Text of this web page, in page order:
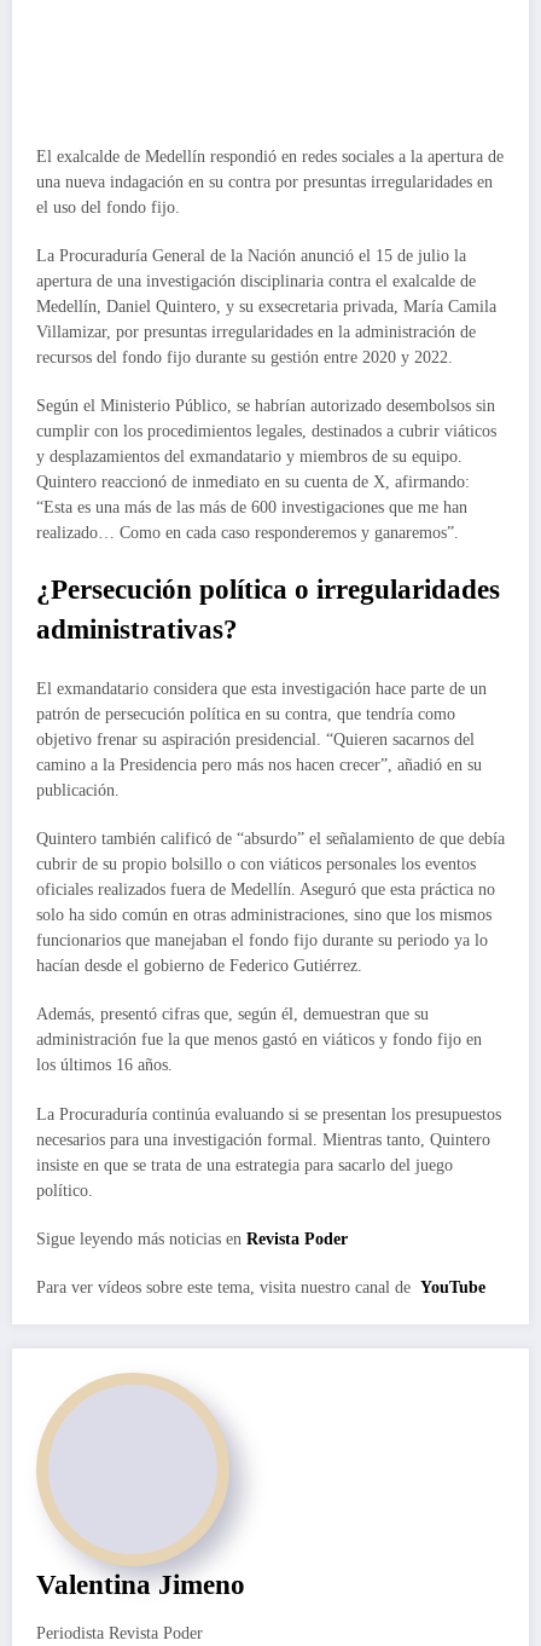
El exalcalde de Medellín respondió en redes sociales a la apertura de
una nueva indagación en su contra por presuntas irregularidades en
el uso del fondo fijo.
La Procuraduría General de la Nación anunció el 15 de julio la
apertura de una investigación disciplinaria contra el exalcalde de
Medellín, Daniel Quintero, y su exsecretaria privada, María Camila
Villamizar, por presuntas irregularidades en la administración de
recursos del fondo fijo durante su gestión entre 2020 y 2022.
Según el Ministerio Público, se habrían autorizado desembolsos sin
cumplir con los procedimientos legales, destinados a cubrir viáticos
y desplazamientos del exmandatario y miembros de su equipo.
Quintero reaccionó de inmediato en su cuenta de X, afirmando:
“Esta es una más de las más de 600 investigaciones que me han
realizado… Como en cada caso responderemos y ganaremos”.
¿Persecución política o irregularidades
administrativas?
El exmandatario considera que esta investigación hace parte de un
patrón de persecución política en su contra, que tendría como
objetivo frenar su aspiración presidencial. “Quieren sacarnos del
camino a la Presidencia pero más nos hacen crecer”, añadió en su
publicación.
Quintero también calificó de “absurdo” el señalamiento de que debía
cubrir de su propio bolsillo o con viáticos personales los eventos
oficiales realizados fuera de Medellín. Aseguró que esta práctica no
solo ha sido común en otras administraciones, sino que los mismos
funcionarios que manejaban el fondo fijo durante su periodo ya lo
hacían desde el gobierno de Federico Gutiérrez.
Además, presentó cifras que, según él, demuestran que su
administración fue la que menos gastó en viáticos y fondo fijo en
los últimos 16 años.
La Procuraduría continúa evaluando si se presentan los presupuestos
necesarios para una investigación formal. Mientras tanto, Quintero
insiste en que se trata de una estrategia para sacarlo del juego
político.
Sigue leyendo más noticias en Revista Poder
Para ver vídeos sobre este tema, visita nuestro canal de YouTube
Valentina Jimeno
Periodista Revista Poder